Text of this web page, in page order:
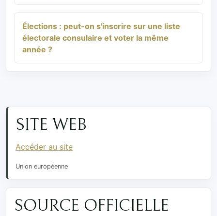
Élections : peut-on s'inscrire sur une liste
électorale consulaire et voter la même
année ?
SITE WEB
Accéder au site
Union européenne
SOURCE OFFICIELLE